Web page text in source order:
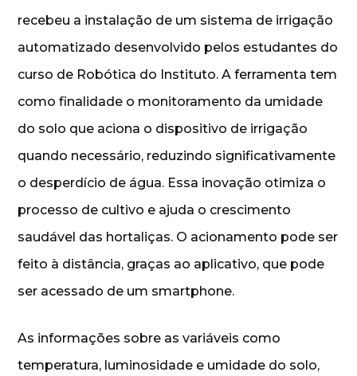
recebeu a instalação de um sistema de irrigação
automatizado desenvolvido pelos estudantes do
curso de Robótica do Instituto. A ferramenta tem
como finalidade o monitoramento da umidade
do solo que aciona o dispositivo de irrigação
quando necessário, reduzindo significativamente
o desperdício de água. Essa inovação otimiza o
processo de cultivo e ajuda o crescimento
saudável das hortaliças. O acionamento pode ser
feito à distância, graças ao aplicativo, que pode
ser acessado de um smartphone.
As informações sobre as variáveis como
temperatura, luminosidade e umidade do solo,